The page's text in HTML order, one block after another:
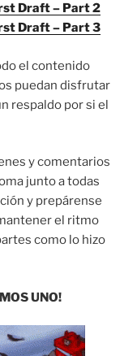
Draft – Part 2
Draft – Part 3
el contenido
puedan disfrutar
respaldo por si el
y comentarios
junto a todas
y prepárense
el ritmo
como lo hizo
UNO!